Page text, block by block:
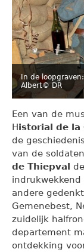
In de
Albert© DR
Een van de
Historial de la
de
van de
de Thiepval
andere
Gemenebest,
zuidelijk
departement
ontdekking